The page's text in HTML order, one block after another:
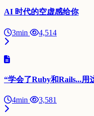
AI 时代的空虚感给你
3min 4,514
“学会了Ruby和Rails...用
4min 3,581